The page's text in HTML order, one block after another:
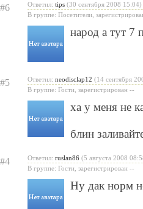
#6 Ответил: tips (30 сентября 2008 15:04)
В группе: Посетители,
народ а тут 7
#5 Ответил: neodisclap12 (14 сентября
В группе: Гости, зарегистрирован --
ха у меня не
блин
#4 Ответил: ruslan86 (5 августа 2008
В группе: Гости, зарегистрирован --
Ну дак норм